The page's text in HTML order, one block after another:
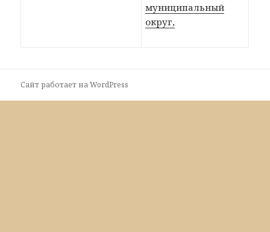
муниципальный
округ,
Сайт работает на WordPress